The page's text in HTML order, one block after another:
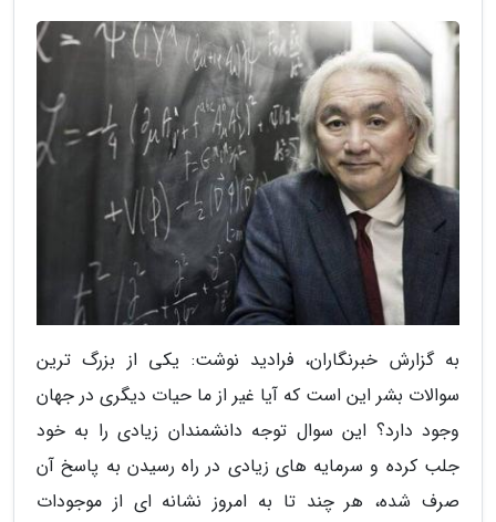
به گزارش خبرنگاران، فرادید نوشت: یکی از بزرگ ترین
سوالات بشر این است که آیا غیر از ما حیات دیگری در جهان
وجود دارد؟ این سوال توجه دانشمندان زیادی را به خود
جلب کرده و سرمایه های زیادی در راه رسیدن به پاسخ آن
صرف شده، هر چند تا به امروز نشانه ای از موجودات